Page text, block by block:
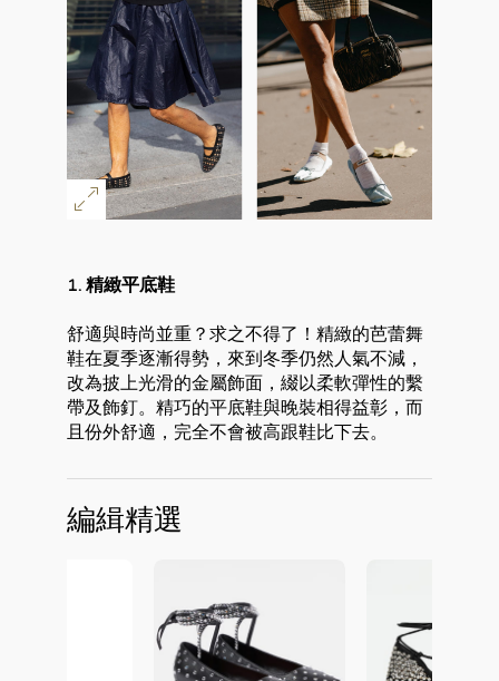
1. 精緻平底鞋
舒適與時尚並重？求之不得了！精緻的芭蕾舞
鞋在夏季逐漸得勢，來到冬季仍然人氣不減，
改為披上光滑的金屬飾面，綴以柔軟彈性的繫
帶及飾釘。精巧的平底鞋與晚裝相得益彰，而
且份外舒適，完全不會被高跟鞋比下去。
編緝精選